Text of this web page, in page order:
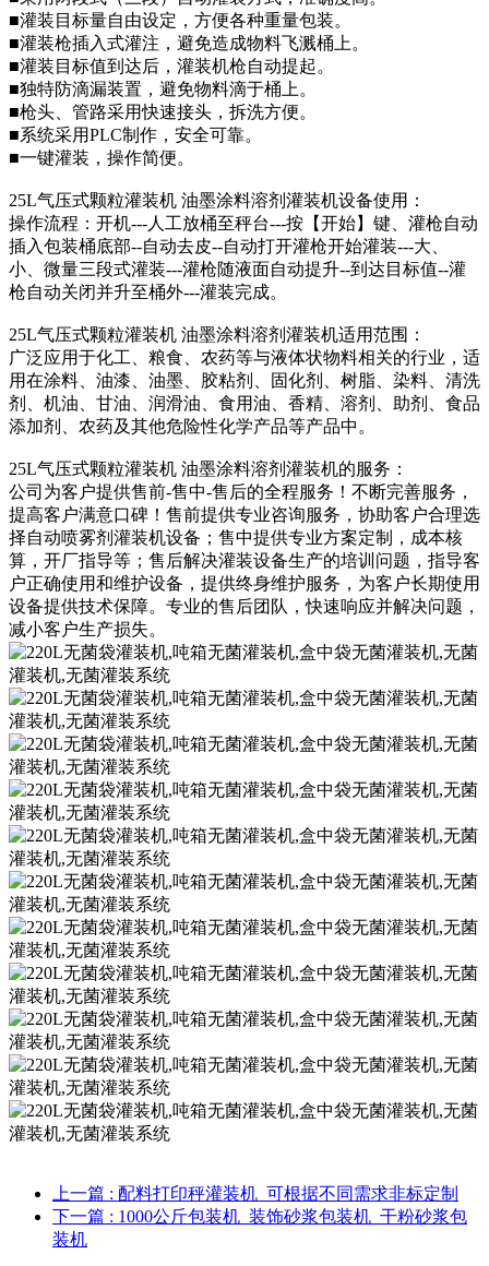
■灌装目标量自由设定，方便各种重量包装。
■灌装枪插入式灌注，避免造成物料飞溅桶上。
■灌装目标值到达后，灌装机枪自动提起。
■独特防滴漏装置，避免物料滴于桶上。
■枪头、管路采用快速接头，拆洗方便。
■系统采用PLC制作，安全可靠。
■一键灌装，操作简便。
25L气压式颗粒灌装机 油墨涂料溶剂灌装机设备使用：
操作流程：开机---人工放桶至秤台---按【开始】键、灌枪自动
插入包装桶底部--自动去皮--自动打开灌枪开始灌装---大、
小、微量三段式灌装---灌枪随液面自动提升--到达目标值--灌
枪自动关闭并升至桶外---灌装完成。
25L气压式颗粒灌装机 油墨涂料溶剂灌装机适用范围：
广泛应用于化工、粮食、农药等与液体状物料相关的行业，适
用在涂料、油漆、油墨、胶粘剂、固化剂、树脂、染料、清洗
剂、机油、甘油、润滑油、食用油、香精、溶剂、助剂、食品
添加剂、农药及其他危险性化学产品等产品中。
25L气压式颗粒灌装机 油墨涂料溶剂灌装机的服务：
公司为客户提供售前-售中-售后的全程服务！不断完善服务，
提高客户满意口碑！售前提供专业咨询服务，协助客户合理选
择自动喷雾剂灌装机设备；售中提供专业方案定制，成本核
算，开厂指导等；售后解决灌装设备生产的培训问题，指导客
户正确使用和维护设备，提供终身维护服务，为客户长期使用
设备提供技术保障。专业的售后团队，快速响应并解决问题，
减小客户生产损失。
上一篇 : 配料打印秤灌装机_可根据不同需求非标定制
下一篇 : 1000公斤包装机_装饰砂浆包装机_干粉砂浆包
装机